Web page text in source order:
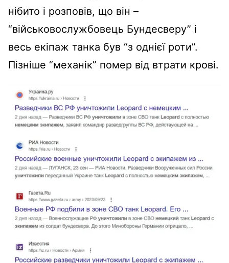
нібито і розповів, що він –
“військовослужбовець Бундесверу” і
весь екіпаж танка був “з однієї роти”.
Пізніше “механік” помер від втрати крові.